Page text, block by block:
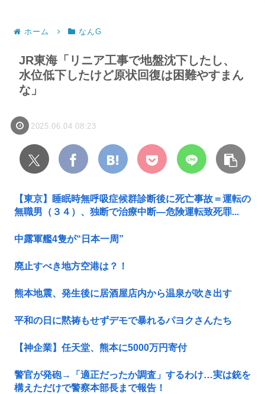
ホーム なんG
JR東海「リニア工事で地盤沈下したし、
水位低下したけど原状回復は困難やすまん
な」
2025.06.04 08:23
【東京】睡眠時無呼吸症候群診断後に死亡事故＝運転の
無職男（３４）、独断で治療中断―危険運転致死罪...
中露軍艦4隻が“日本一周”
廃止すべき地方空港は？！
熊本地震、発生後に居酒屋店内から温泉が吹き出す
平和の日に黙祷もせずデモで暴れるパヨクさんたち
【神企業】任天堂、熊本に5000万円寄付
警官が発砲→「適正だったか調査」するわけ…実は銃を
構えただけで警察本部長まで報告！